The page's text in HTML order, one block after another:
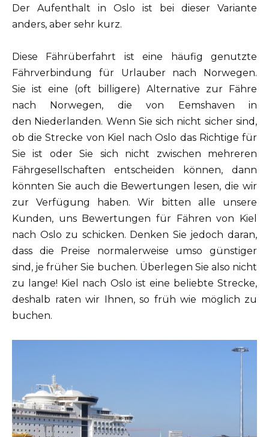
Der Aufenthalt in Oslo ist bei dieser Variante
anders, aber sehr kurz.
Diese Fährüberfahrt ist eine häufig genutzte
Fährverbindung für Urlauber nach Norwegen.
Sie ist eine (oft billigere) Alternative zur Fähre
nach Norwegen, die von Eemshaven in
den Niederlanden. Wenn Sie sich nicht sicher sind,
ob die Strecke von Kiel nach Oslo das Richtige für
Sie ist oder Sie sich nicht zwischen mehreren
Fährgesellschaften entscheiden können, dann
könnten Sie auch die Bewertungen lesen, die wir
zur Verfügung haben. Wir bitten alle unsere
Kunden, uns Bewertungen für Fähren von Kiel
nach Oslo zu schicken. Denken Sie jedoch daran,
dass die Preise normalerweise umso günstiger
sind, je früher Sie buchen. Überlegen Sie also nicht
zu lange! Kiel nach Oslo ist eine beliebte Strecke,
deshalb raten wir Ihnen, so früh wie möglich zu
buchen.